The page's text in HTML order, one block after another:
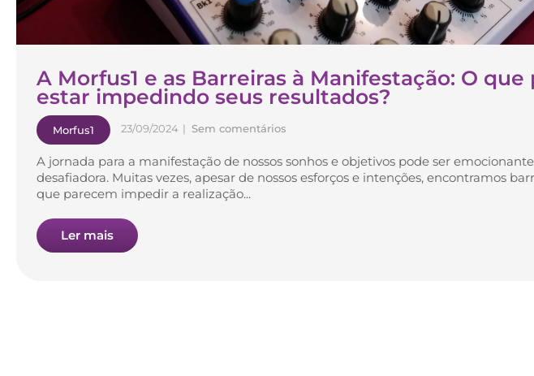
A Morfus1 e as Barreiras à Manifestação: O que
estar impedindo seus resultados?
Morfus1 23/09/2024 | Sem comentários
A jornada para a manifestação de nossos sonhos e objetivos pode ser
desafiadora. Muitas vezes, apesar de nossos esforços e intenções, encontramos
que parecem impedir a realização...
Ler mais